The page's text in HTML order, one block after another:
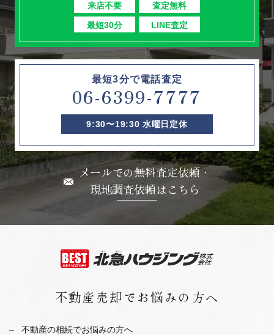
来店不要
査定無料
最短30分
LINE査定
最短3分で電話査定
06-6399-7777
9:30〜19:30 水曜日定休
メールでの無料査定依頼・
現地調査依頼はこちら
不動産売却で お悩みの方へ
不動産の相続でお悩みの方へ